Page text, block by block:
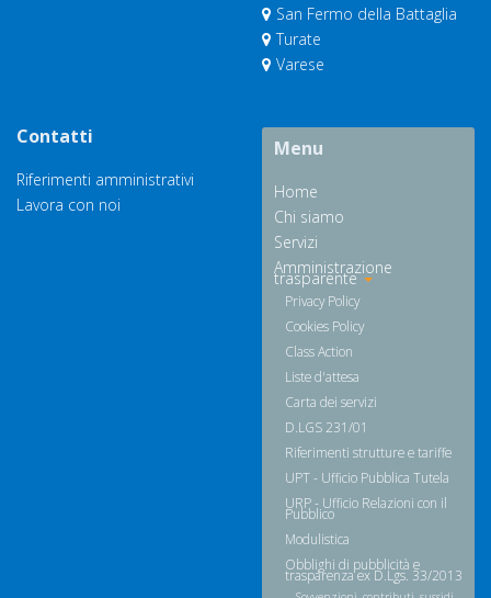
San Fermo della Battaglia
Turate
Varese
Contatti
Riferimenti amministrativi
Lavora con noi
Menu
Home
Chi siamo
Servizi
Amministrazione
trasparente
Privacy Policy
Cookies Policy
Class Action
Liste d'attesa
Carta dei servizi
D.LGS 231/01
Riferimenti strutture e tariffe
UPT - Ufficio Pubblica Tutela
URP - Ufficio Relazioni con il
Pubblico
Modulistica
Obblighi di pubblicità e
trasparenza ex D.Lgs. 33/2013